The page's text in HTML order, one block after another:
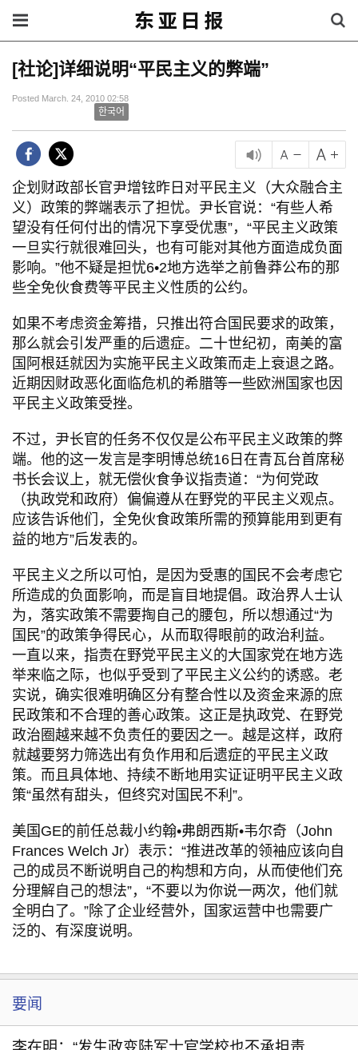
[社论]详细说明“平民主义的弊端”
Posted March. 24, 2010 02:58
한국어
企划财政部长官尹增铉昨日对平民主义（大众融合主
义）政策的弊端表示了担忧。尹长官说：“有些人希
望没有任何付出的情况下享受优惠”，“平民主义政策
一旦实行就很难回头，也有可能对其他方面造成负面
影响。”他不疑是担忧6•2地方选举之前鲁莽公布的那
些全免伙食费等平民主义性质的公约。
如果不考虑资金筹措，只推出符合国民要求的政策，
那么就会引发严重的后遗症。二十世纪初，南美的富
国阿根廷就因为实施平民主义政策而走上衰退之路。
近期因财政恶化面临危机的希腊等一些欧洲国家也因
平民主义政策受挫。
不过，尹长官的任务不仅仅是公布平民主义政策的弊
端。他的这一发言是李明博总统16日在青瓦台首席秘
书长会议上，就无偿伙食争议指责道：“为何党政
（执政党和政府）偏偏遵从在野党的平民主义观点。
应该告诉他们，全免伙食政策所需的预算能用到更有
益的地方”后发表的。
平民主义之所以可怕，是因为受惠的国民不会考虑它
所造成的负面影响，而是盲目地提倡。政治界人士认
为，落实政策不需要掏自己的腰包，所以想通过“为
国民”的政策争得民心，从而取得眼前的政治利益。
一直以来，指责在野党平民主义的大国家党在地方选
举来临之际，也似乎受到了平民主义公约的诱惑。老
实说，确实很难明确区分有整合性以及资金来源的庶
民政策和不合理的善心政策。这正是执政党、在野党
政治圈越来越不负责任的要因之一。越是这样，政府
就越要努力筛选出有负作用和后遗症的平民主义政
策。而且具体地、持续不断地用实证证明平民主义政
策“虽然有甜头，但终究对国民不利”。
美国GE的前任总裁小约翰•弗朗西斯•韦尔奇（John
Frances Welch Jr）表示：“推进改革的领袖应该向自
己的成员不断说明自己的构想和方向，从而使他们充
分理解自己的想法”，“不要以为你说一两次，他们就
全明白了。”除了企业经营外，国家运营中也需要广
泛的、有深度说明。
要闻